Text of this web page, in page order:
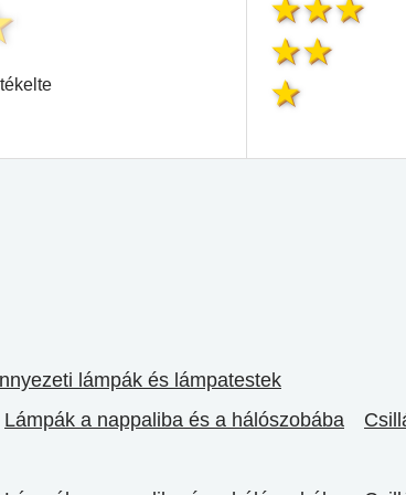
lámpák és lámpatestek
Lámpák a nappaliba és a hálószobába